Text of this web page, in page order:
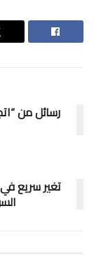
رسائل من
تغير سريع